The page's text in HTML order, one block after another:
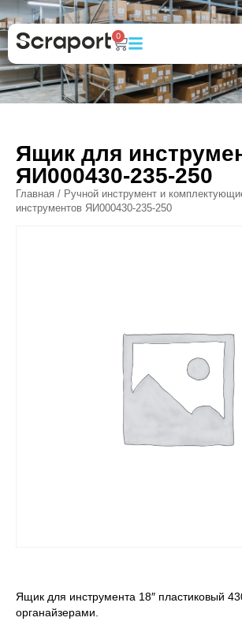
0
Ящик для
ЯИ000430-235-250
Главная / Ручной инструмент и
инструментов ЯИ000430-235-250
Ящик для инструмента 18″ пластиковый
органайзерами.